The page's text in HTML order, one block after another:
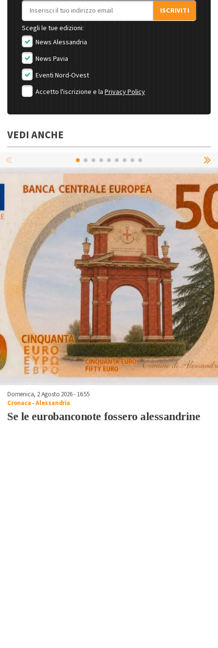
Indirizzo email
ISCRIVITI
Scegli le tue edizioni:
News Alessandria
News Pavia
Eventi Nord-Ovest
Accetto l'iscrizione e la Privacy Policy
VEDI ANCHE
Domenica, 2 Agosto 2026 - 16:55
Cronaca-Alessandria
Se le eurobanconote fossero alessandrine